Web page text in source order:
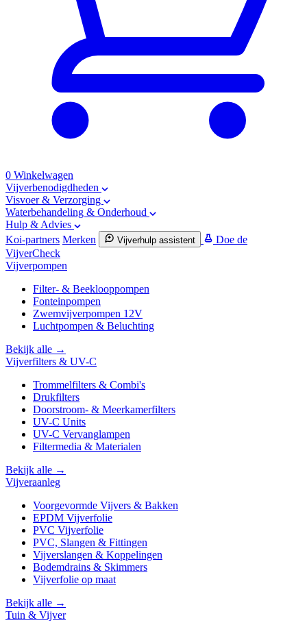
0 Winkelwagen
Vijverbenodigdheden
Visvoer & Verzorging
Waterbehandeling & Onderhoud
Hulp & Advies
Koi-partners Merken Vijverhulp assistent
Doe de
VijverCheck
Vijverpompen
Filter- & Beeklooppompen
Fonteinpompen
Zwemvijverpompen 12V
Luchtpompen & Beluchting
Bekijk alle →
Vijverfilters & UV-C
Trommelfilters & Combi's
Drukfilters
Doorstroom- & Meerkamerfilters
UV-C Units
UV-C Vervanglampen
Filtermedia & Materialen
Bekijk alle →
Vijveraanleg
Voorgevormde Vijvers & Bakken
EPDM Vijverfolie
PVC Vijverfolie
PVC, Slangen & Fittingen
Vijverslangen & Koppelingen
Bodemdrains & Skimmers
Vijverfolie op maat
Bekijk alle →
Tuin & Vijver